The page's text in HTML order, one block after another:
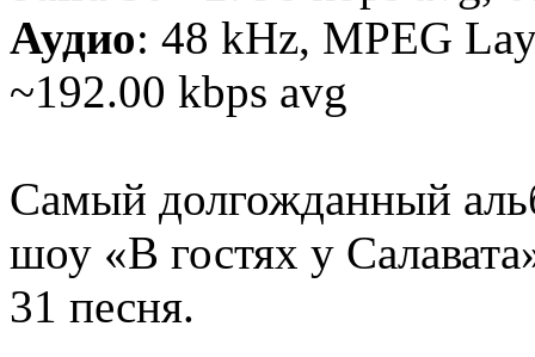
Аудио: 48 kHz, MPEG
~192.00 kbps avg
Самый долгожданный
шоу «В гостях у
31 песня.